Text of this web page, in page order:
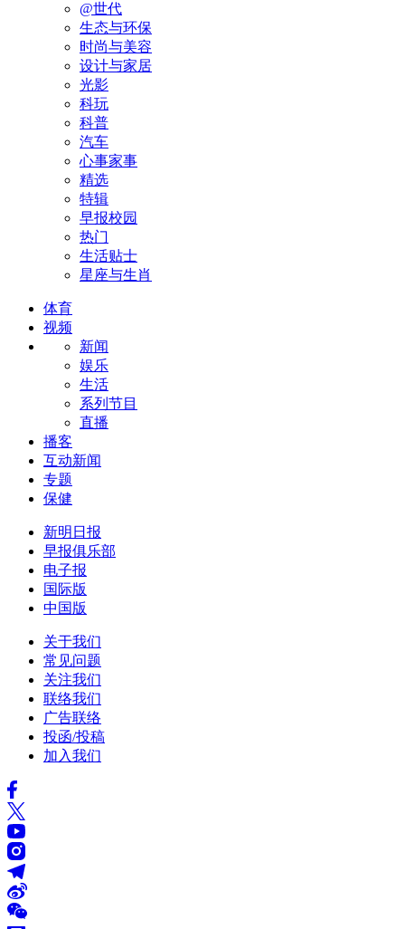
@世代
生态与环保
时尚与美容
设计与家居
光影
科玩
科普
汽车
心事家事
精选
特辑
早报校园
热门
生活贴士
星座与生肖
体育
视频
新闻
娱乐
生活
系列节目
直播
播客
互动新闻
专题
保健
新明日报
早报俱乐部
电子报
国际版
中国版
关于我们
常见问题
关注我们
联络我们
广告联络
投函/投稿
加入我们